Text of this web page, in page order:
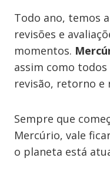
Todo ano, temos
revisões e
momentos.
assim como
revisão, retorno e
Sempre que
Mercúrio, vale
o planeta está